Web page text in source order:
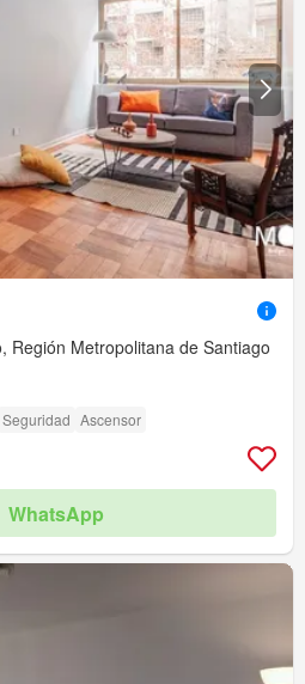
Región Metropolitana de Santiago
Seguridad Ascensor
WhatsApp